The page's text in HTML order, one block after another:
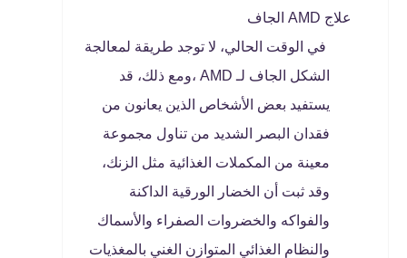
علاج AMD الجاف
في الوقت الحالي، لا توجد طريقة لمعالجة
الشكل الجاف لـ AMD ،ومع ذلك، قد
يستفيد بعض الأشخاص الذين يعانون من
فقدان البصر الشديد من تناول مجموعة
معينة من المكملات الغذائية مثل الزنك،
وقد ثبت أن الخضار الورقية الداكنة
والفواكه والخضروات الصفراء والأسماك
والنظام الغذائي المتوازن الغني بالمغذيات